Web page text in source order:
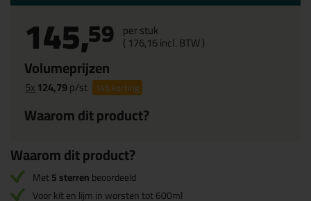
145,59 per stuk
( 176,16incl. BTW )
Volumeprijzen
5x124,79p/st 14%korting
Waarom dit product?
Waarom dit product?
Met5 sterrenbeoordeeld
Voor kit en lijm in worsten tot 600ml